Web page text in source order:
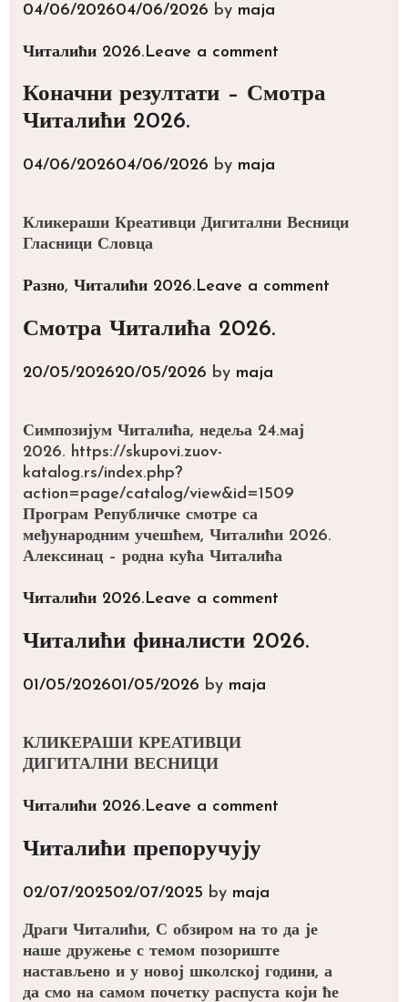
04/06/202604/06/2026 by maja
Categories
Читалићи 2026. Leave a comment
Коначни резултати – Смотра
Читалићи 2026.
04/06/202604/06/2026 by maja
Кликераши Креативци Дигитални Весници
Гласници Словца
Categories
Разно, Читалићи 2026.Leave a comment
Смотра Читалића 2026.
20/05/202620/05/2026 by maja
Симпозијум Читалића, недеља 24.мај
2026. https://skupovi.zuov-
katalog.rs/index.php?
action=page/catalog/view&id=1509
Програм Републичке смотре са
међународним учешћем, Читалићи 2026.
Алексинац – родна кућа Читалића
Categories
Читалићи 2026.Leave a comment
Читалићи финалисти 2026.
01/05/202601/05/2026 by maja
КЛИКЕРАШИ КРЕАТИВЦИ
ДИГИТАЛНИ ВЕСНИЦИ
Categories
Читалићи 2026.Leave a comment
Читалићи препоручују
02/07/202502/07/2025 by maja
Драги Читалићи, С обзиром на то да је
наше дружење с темом позориште
настављено и у новој школској години, а
да смо на самом почетку распуста који ће